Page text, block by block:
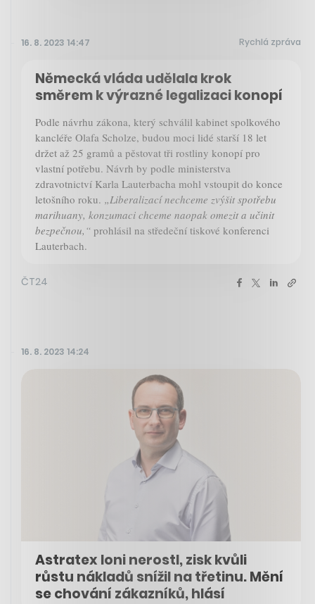
16. 8. 2023 14:47 Rychlá zpráva
Německá vláda udělala krok
směrem k výrazné legalizaci konopí
Podle návrhu zákona, který schválil kabinet spolkového
kancléře Olafa Scholze, budou moci lidé starší 18 let
držet až 25 gramů a pěstovat tři rostliny konopí pro
vlastní potřebu. Návrh by podle ministerstva
zdravotnictví Karla Lauterbacha mohl vstoupit do konce
letošního roku. „Liberalizací nechceme zvýšit spotřebu
marihuany, konzumaci chceme naopak omezit a učinit
bezpečnou,“ prohlásil na středeční tiskové konferenci
Lauterbach.
ČT24
16. 8. 2023 14:24
Astratex loni nerostl, zisk kvůli
růstu nákladů snížil na třetinu. Mění
se chování zákazníků, hlásí